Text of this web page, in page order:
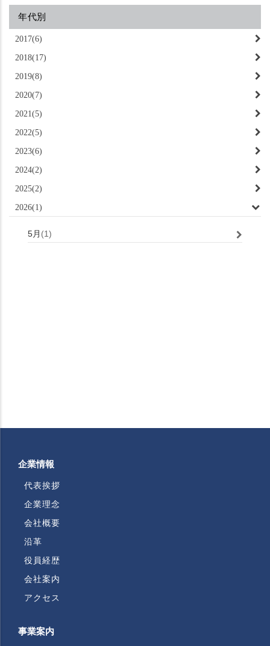
年代別
2017(6)
2018(17)
2019(8)
2020(7)
2021(5)
2022(5)
2023(6)
2024(2)
2025(2)
2026(1)
5月 (1)
企業情報
代表挨拶
企業理念
会社概要
沿革
役員経歴
会社案内
アクセス
事業案内